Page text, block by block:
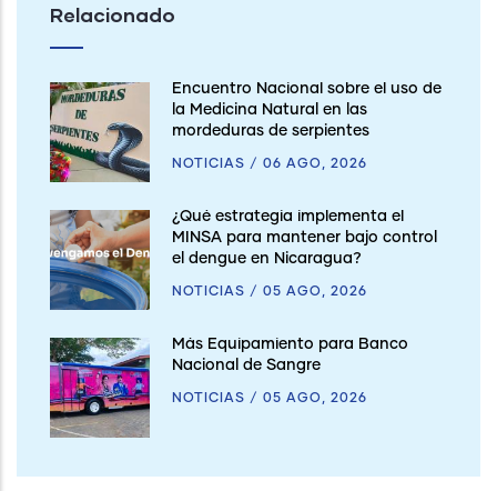
Relacionado
Encuentro Nacional sobre el uso de
la Medicina Natural en las
mordeduras de serpientes
NOTICIAS / 06 AGO, 2026
¿Qué estrategia implementa el
MINSA para mantener bajo control
el dengue en Nicaragua?
NOTICIAS / 05 AGO, 2026
Más Equipamiento para Banco
Nacional de Sangre
NOTICIAS / 05 AGO, 2026